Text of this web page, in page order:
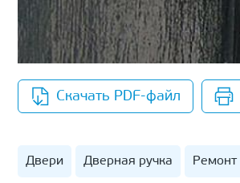
Скачать PDF-файл
Двери Дверная ручка Ремонт